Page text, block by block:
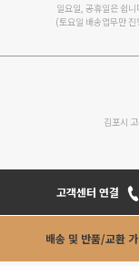
일요일, 공휴일은 쉽니
(토요일 배송업무만 진
김포시
고객센터 연결
배송 및 반품/교환